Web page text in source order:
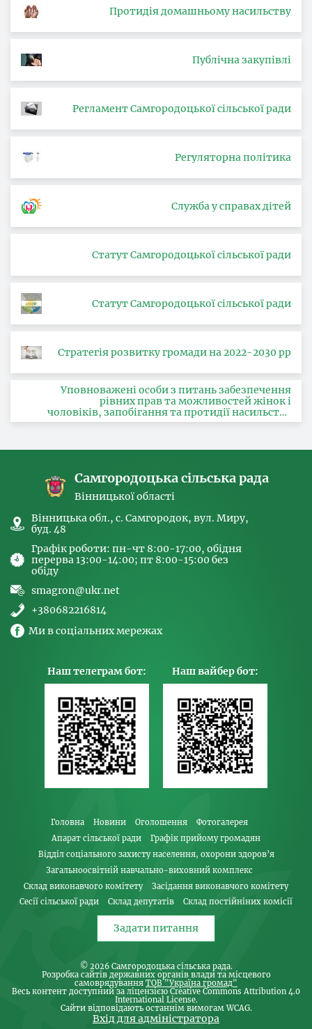
Протидія домашньому насильству
Публічна закупівлі
Регламент Самгородоцької сільської ради
Регуляторна політика
Служба у справах дітей
Статут Самгородоцької сільської ради
Статут Самгородоцької сільської ради
Стратегія розвитку громади на 2022-2030 рр
Уповноважені особи з питань забезпечення
рівних прав та можливостей жінок і
чоловіків, запобігання та протидії насильству
за ознакою статі, з питань здійснення заходів,
Самгородоцька сільська рада
Вінницької області
Вінницька обл., с. Самгородок, вул. Миру,
буд. 48
Графік роботи: пн-чт 8:00-17:00, обідня
перерва 13:00-14:00; пт 8:00-15:00 без
обіду
smagron@ukr.net
+380682216814
Ми в соціальних мережах
Наш телеграм бот: Наш вайбер бот:
Головна Новини Оголошення
Фотогалерея
Апарат сільської ради
Графік прийому громадян
Відділ соціального захисту населення, охорони здоров’я
Загальноосвітній навчально-виховний комплекс
Склад виконавчого комітету
Засідання виконавчого комітету
Сесії сільської ради
Склад депутатів Склад постійніних комісії
Задати питання
© 2026 Самгородоцька сільська рада.
Розробка сайтів державних органів влади та місцевого
самоврядування ТОВ "Україна громад"
Весь контент доступний за ліцензією Creative Commons Attribution 4.0
International License.
Сайти відповідають останнім вимогам WCAG.
Вхід для адміністратора